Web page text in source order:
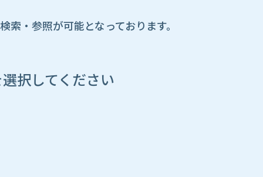
・参照が可能となっております。
択してください